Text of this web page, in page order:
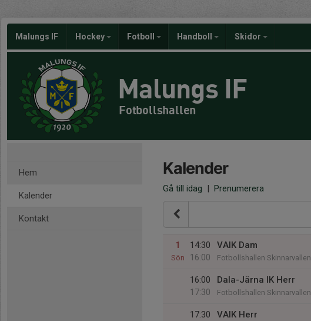
Malungs IF Hockey Fotboll Handboll Skidor
Malungs IF
Fotbollshallen
Hem
Kalender
Kontakt
Kalender
Gå till idag | Prenumerera
1
Sön
14:30
16:00
VAIK Dam
Fotbollshallen Skinnarvallen
16:00
17:30
Dala-Järna IK Herr
Fotbollshallen Skinnarvallen
17:30
VAIK Herr